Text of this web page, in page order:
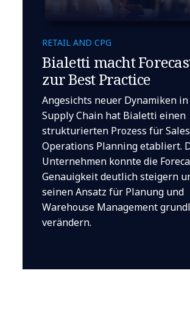
RETAIL AND CPG
Bialetti macht
zur Best Practice
Angesichts neuer Dynamiken
Supply Chain hat Bialetti einen
strukturierten Prozess für
Operations Planning etabliert.
Unternehmen konnte die
Genauigkeit deutlich steigern
seinen Ansatz für Planung und
Warehouse Management
verändern.